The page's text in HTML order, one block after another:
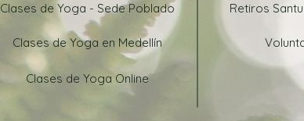
Clases de Yoga - Sede Poblado Retiros
Clases de Yoga en Medellín
Clases de Yoga Online